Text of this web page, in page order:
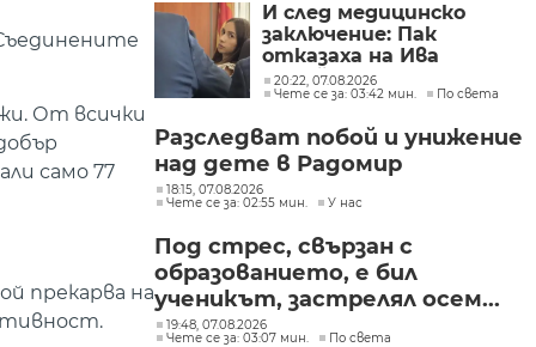
От всички
само 77
прекарва на
И след медицинско
заключение: Пак
отказаха на Ива
Михайлова да се лекува
в България
20:22, 07.08.2026
Чете се за: 03:42 мин.
По света
Разследват побой и унижение
над дете в Радомир
18:15, 07.08.2026
Чете се за: 02:55 мин.
У нас
Под стрес, свързан с
образованието, е бил
ученикът, застрелял осем...
19:48, 07.08.2026
Чете се за: 03:07 мин.
По света